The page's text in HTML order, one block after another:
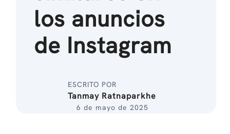
los anuncios
de Instagram
ESCRITO POR
Tanmay Ratnaparkhe
6 de mayo de 2025